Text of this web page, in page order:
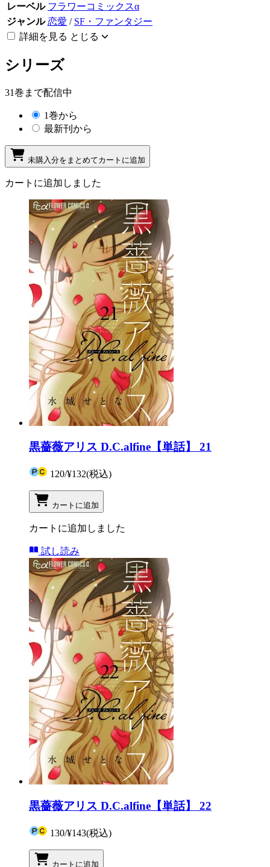
レーベル フラワーコミックスα
ジャンル 恋愛 / SF・ファンタジー
詳細を見る とじる
シリーズ
31巻まで配信中
1巻から
最新刊から
未購入分をまとめてカートに追加
カートに追加しました
黒薔薇アリス D.C.alfine【単話】 21
120/¥132(税込)
カートに追加
カートに追加しました
試し読み
黒薔薇アリス D.C.alfine【単話】 22
130/¥143(税込)
カートに追加